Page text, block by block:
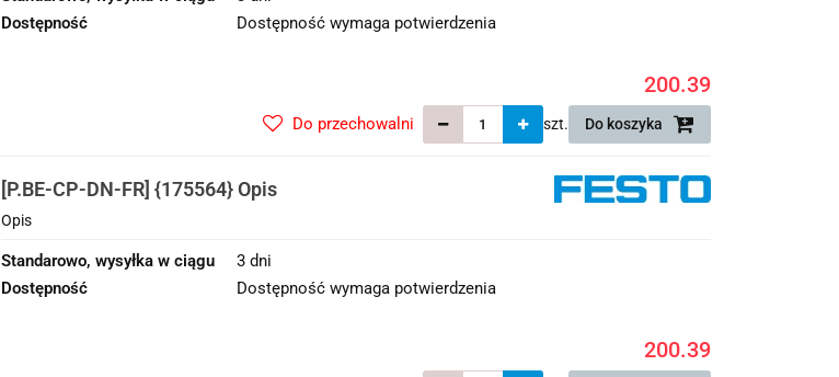
Dostępność
Dostępność wymaga potwierdzenia
200.39
szt. Do koszyka
Do przechowalni
[P.BE-CP-DN-FR] {175564} Opis
Opis
Standarowo, wysyłka w ciągu
3 dni
Dostępność
Dostępność wymaga potwierdzenia
200.39